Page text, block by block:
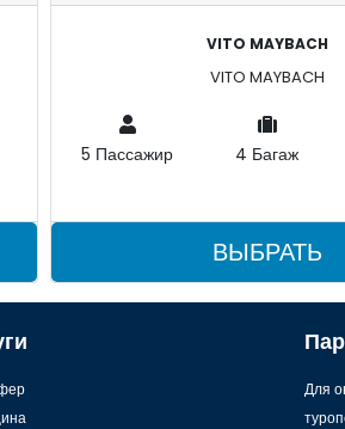
VITO MAYBACH
VITO MAYBACH
5 Пассажир 4 Багаж
ВЫБРАТЬ
Для